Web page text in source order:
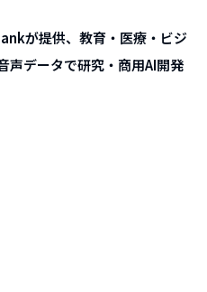
が提供、教育・医療・ビジ
声データで研究・商用AI開発